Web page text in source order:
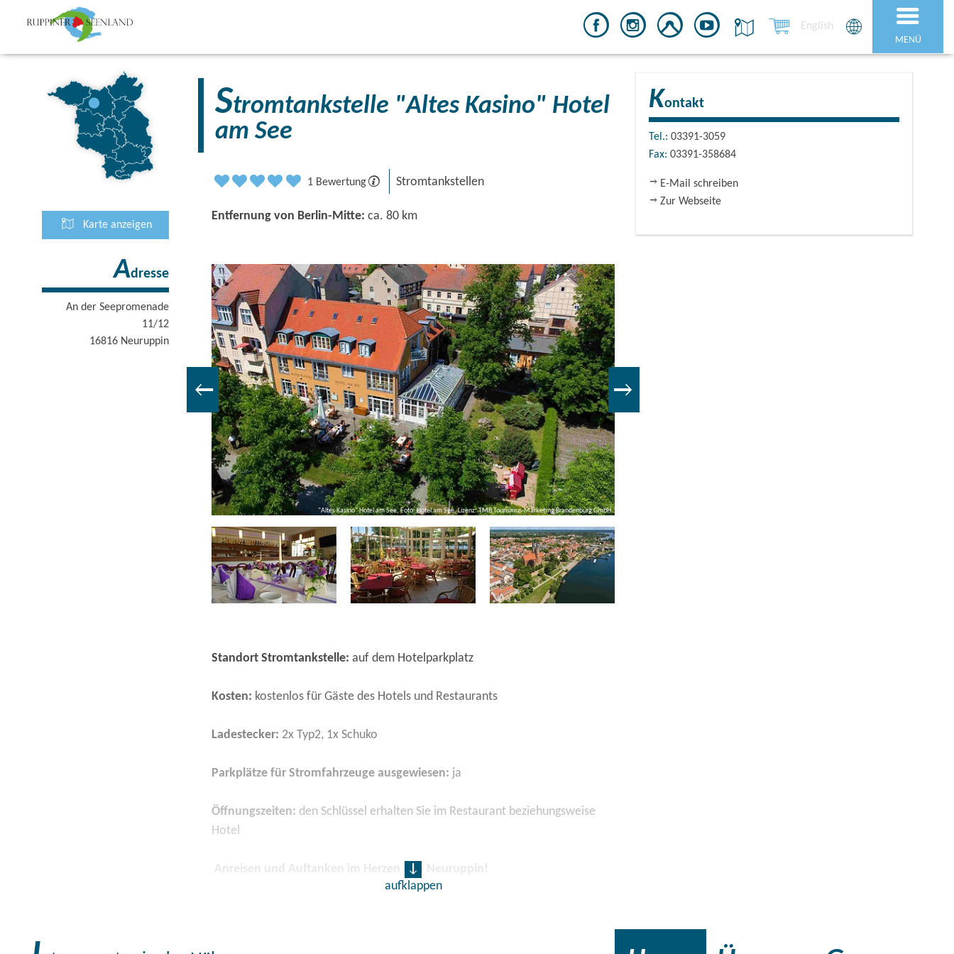
MENÜ
English
Karte anzeigen
Adresse
An der Seepromenade
11/12
16816 Neuruppin
Stromtankstelle "Altes Kasino" Hotel
am See
1 Bewertung Stromtankstellen
Entfernung von Berlin-Mitte: ca. 80 km
"Altes Kasino" Hotel am See, Foto: Hotel am See, Lizenz: TMB Tourismus-Marketing Brandenburg GmbH
Standort Stromtankstelle: auf dem Hotelparkplatz
Kosten: kostenlos für Gäste des Hotels und Restaurants
Ladestecker: 2x Typ2, 1x Schuko
Parkplätze für Stromfahrzeuge ausgewiesen: ja
Öffnungszeiten: den Schlüssel erhalten Sie im Restaurant beziehungsweise
Hotel
Anreisen und Auftanken im Herzen von Neuruppin!
aufklappen
Kontakt
Tel.:03391-3059
Fax:03391-358684
E-Mail schreiben
Zur Webseite